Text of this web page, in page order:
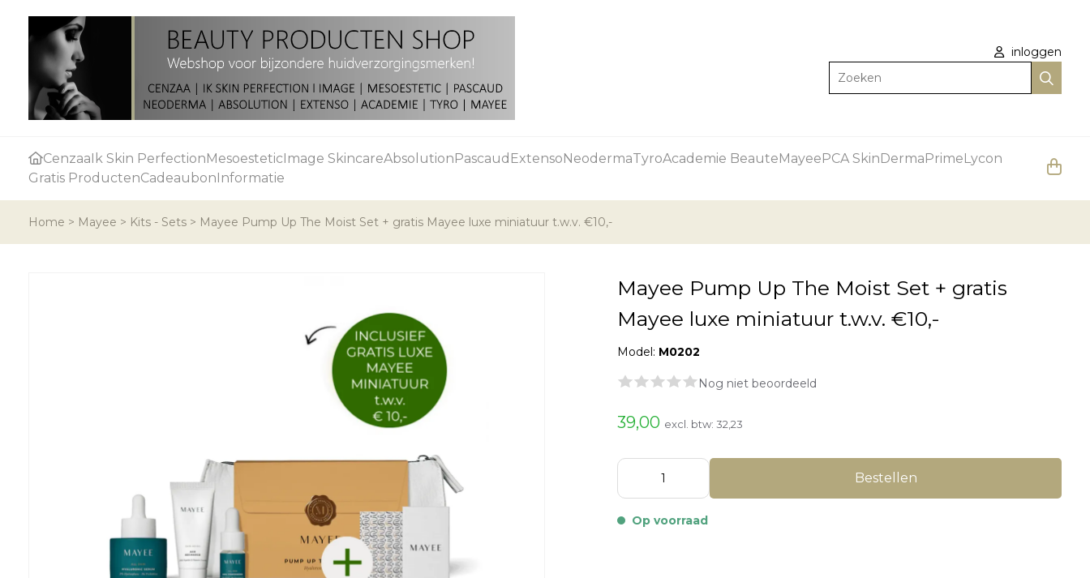
inloggen
Zoeken
CenzaaIk Skin PerfectionMesoesteticImage SkincareAbsolutionPascaud ExtensoNeodermaTyroAcademie BeauteMayeePCA SkinDermaPrimeLycon
Gratis ProductenCadeaubonInformatie
Home > Mayee > Kits - Sets > Mayee Pump Up The Moist Set + gratis Mayee luxe miniatuur t.w.v. €10,-
Mayee Pump Up The Moist Set + gratis
Mayee luxe miniatuur t.w.v. €10,-
Model: M0202
Nog niet beoordeeld
39,00 excl. btw:32,23
Bestellen
Op voorraad